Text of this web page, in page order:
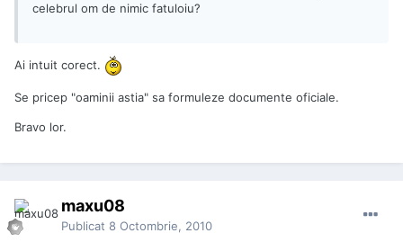
celebrul om de nimic fatuloiu?
Ai intuit corect.
Se pricep "oaminii astia" sa formuleze documente oficiale.
Bravo lor.
maxu08
Publicat 8 Octombrie, 2010